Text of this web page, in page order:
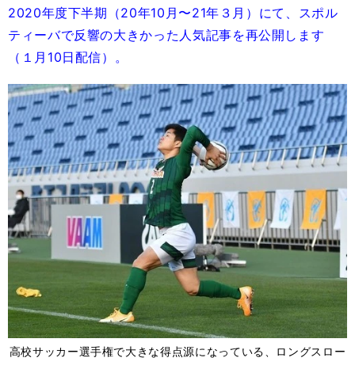
2020年度下半期（20年10月〜21年３月）にて、スポル
ティーバで反響の大きかった人気記事を再公開します
（１月10日配信）。
高校サッカー選手権で大きな得点源になっている、ロングスロー